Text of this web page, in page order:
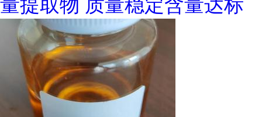
量提取物 质量稳定含量达标